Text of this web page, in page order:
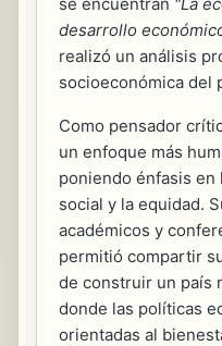
desarrollo
realizó un análisis
socioeconómica del
Como pensador
un enfoque más
poniendo énfasis
social y la equidad.
académicos y
permitió compartir
de construir un país
donde las políticas
orientadas al